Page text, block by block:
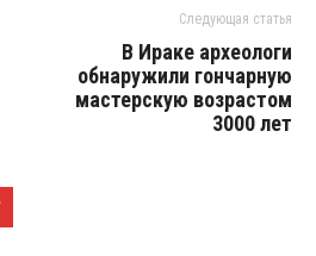
Следующая статья
В Ираке археологи
обнаружили гончарную
мастерскую возрастом
3000 лет